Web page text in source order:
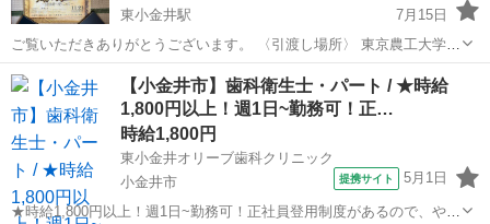
東小金井駅
7月15日
ご覧いただきありがとうございます。 〈引渡し場所〉 東京農工大学
小金井キャンパス 正門前。 変更希望があれば連絡ください。 徒歩〜
自転車圏内なら対応できます。 〈日時〉 メッセージにて決定します。
希望日時をお伝えくだ...
東京 小金井市 東小金井駅 その他
【小金井市】歯科衛生士・パート / ★時給
1,800円以上！週1日~勤務可！正…
時給1,800円
東小金井オリーブ歯科クリニック
小金井市
提携サイト 5月1日
★時給1,800円以上！週1日~勤務可！正社員登用制度があるので、やる